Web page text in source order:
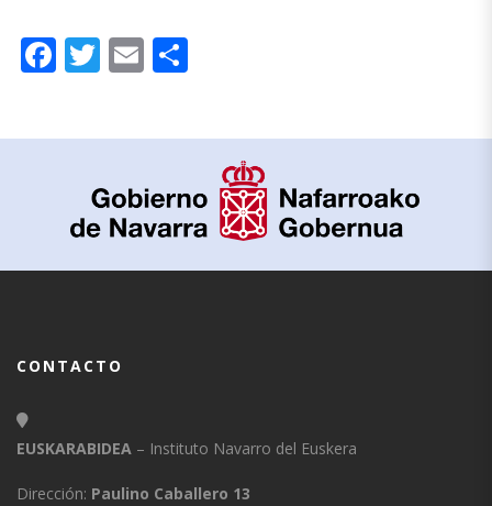
Facebook
Twitter
Email
CONTACTO
EUSKARABIDEA – Instituto Navarro del Euskera
Dirección: Paulino Caballero 13